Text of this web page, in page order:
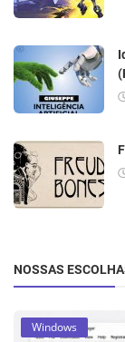
NOSSAS
Windows